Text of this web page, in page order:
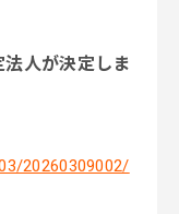
法人が決定しま
20260309002/